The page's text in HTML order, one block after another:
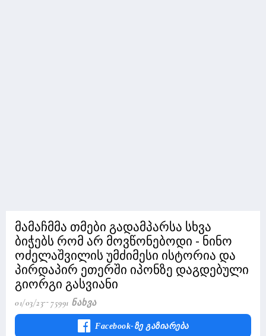
მამაჩმმა თმები გადამპარსა სხვა
ბიჭებს რომ არ მოვწონებოდი - ნინო
ოძელაშვილის უმძიმესი ისტორია და
პირდაპირ ეთერში იპონზე დაგდებული
გიორგი გასვიანი
01/03/23 75991 Ნახვა
Facebook-Ზე Გაზიარება